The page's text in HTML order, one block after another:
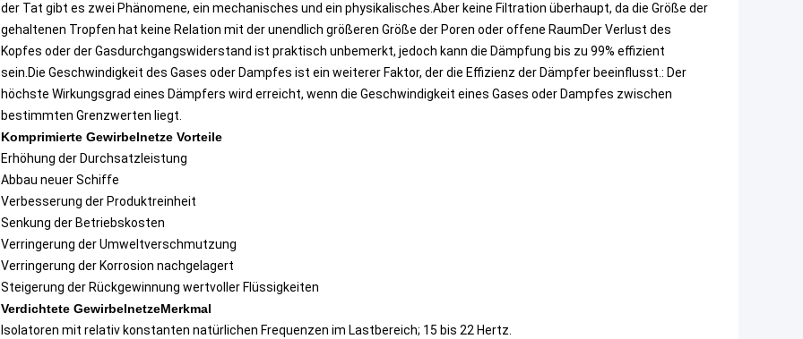
der Tat gibt es zwei Phänomene, ein mechanisches und ein physikalisches.Aber keine Filtration überhaupt, da die Größe der
gehaltenen Tropfen hat keine Relation mit der unendlich größeren Größe der Poren oder offene RaumDer Verlust des
Kopfes oder der Gasdurchgangswiderstand ist praktisch unbemerkt, jedoch kann die Dämpfung bis zu 99% effizient
sein.Die Geschwindigkeit des Gases oder Dampfes ist ein weiterer Faktor, der die Effizienz der Dämpfer beeinflusst.: Der
höchste Wirkungsgrad eines Dämpfers wird erreicht, wenn die Geschwindigkeit eines Gases oder Dampfes zwischen
bestimmten Grenzwerten liegt.
Komprimierte Gewirbelnetze Vorteile
Erhöhung der Durchsatzleistung
Abbau neuer Schiffe
Verbesserung der Produktreinheit
Senkung der Betriebskosten
Verringerung der Umweltverschmutzung
Verringerung der Korrosion nachgelagert
Steigerung der Rückgewinnung wertvoller Flüssigkeiten
Verdichtete GewirbelnetzeMerkmal
Isolatoren mit relativ konstanten natürlichen Frequenzen im Lastbereich; 15 bis 22 Hertz.